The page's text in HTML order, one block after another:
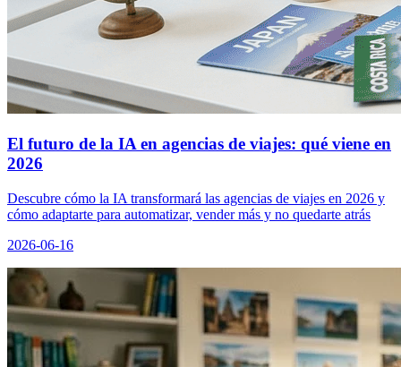
El futuro de la IA en agencias de viajes: qué viene en
2026
Descubre cómo la IA transformará las agencias de viajes en 2026 y
cómo adaptarte para automatizar, vender más y no quedarte atrás
2026-06-16